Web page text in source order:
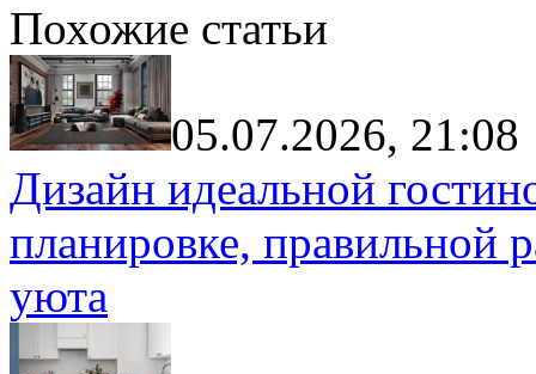
Похожие статьи
05.07.2026, 21:08
Дизайн идеальной
планировке, правильной
уюта